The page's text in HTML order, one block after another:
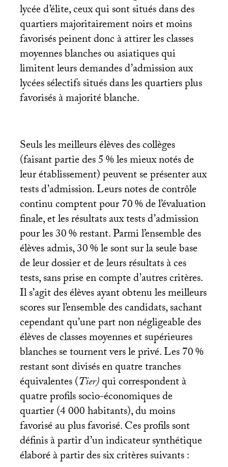
lycée d’élite, ceux qui sont situés dans des
quartiers majoritairement noirs et moins
favorisés peinent donc à attirer les classes
moyennes blanches ou asiatiques qui
limitent leurs demandes d’admission aux
lycées sélectifs situés dans les quartiers plus
favorisés à majorité blanche.
Seuls les meilleurs élèves des collèges
(faisant partie des 5% les mieux notés de
leur établissement) peuvent se présenter aux
tests d’admission. Leurs notes de contrôle
continu comptent pour 70% de l’évaluation
finale, et les résultats aux tests d’admission
pour les 30% restant. Parmi l’ensemble des
élèves admis, 30% le sont sur la seule base
de leur dossier et de leurs résultats à ces
tests, sans prise en compte d’autres critères.
Il s’agit des élèves ayant obtenu les meilleurs
scores sur l’ensemble des candidats, sachant
cependant qu’une part non négligeable des
élèves de classes moyennes et supérieures
blanches se tournent vers le privé. Les 70%
restant sont divisés en quatre tranches
équivalentes (Tier)qui correspondent à
quatre profils socio-économiques de
quartier (4 000 habitants), du moins
favorisé au plus favorisé. Ces profils sont
définis à partir d’un indicateur synthétique
élaboré à partir des six critères suivants :